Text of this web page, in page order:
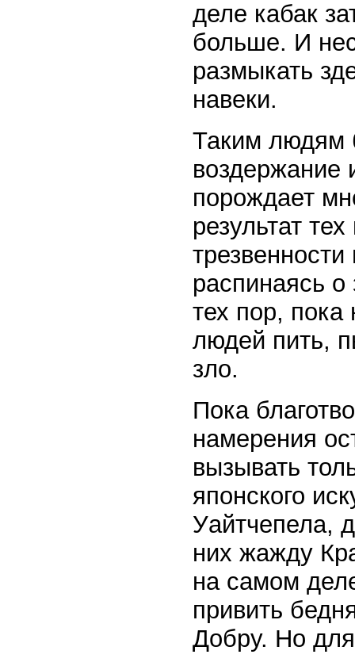
деле кабак
больше. И
размыкать
навеки.
Таким людям
воздержание
порождает
результат
трезвенности
распинаясь
тех пор,
людей пить,
зло.
Пока
намерения
вызывать
японского
Уайтчепела,
них жажду
на самом
привить
Добру. Но